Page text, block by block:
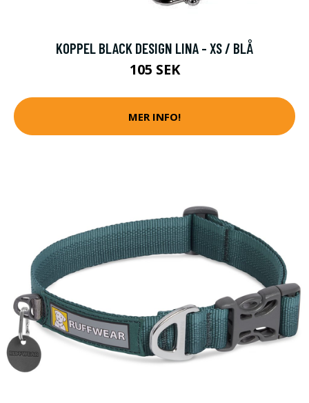
KOPPEL BLACK DESIGN LINA - XS / BLÅ
105 SEK
MER INFO!